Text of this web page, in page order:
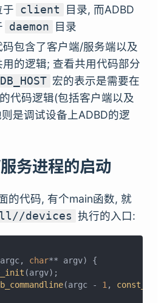
于 client
目录, 而ADBD
daemon
目录
包含了客户端/服务端以及
的逻辑; 查看共用代码部分
宏的表示是需要在
代码逻辑(包括客户端以及
是调试设备上ADBD的逻
务进程的启动
的代码, 有个main函数, 就
devices 执行的入口:
argc, char** argv)
{
(argv);
(argc - 1 ,